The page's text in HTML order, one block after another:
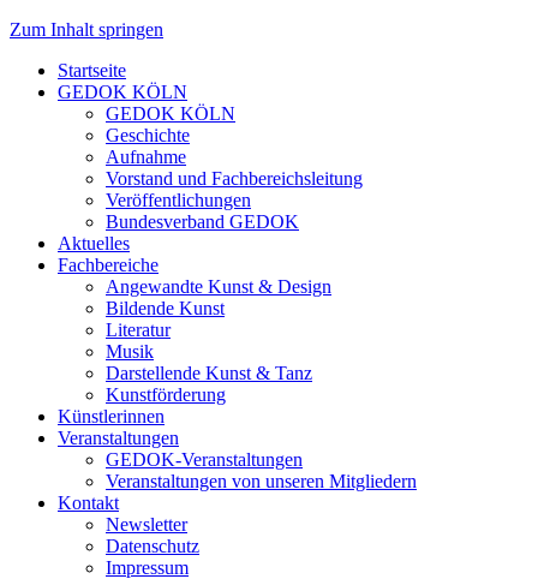
Zum Inhalt springen
Startseite
GEDOK KÖLN
GEDOK KÖLN
Geschichte
Aufnahme
Vorstand und Fachbereichsleitung
Veröffentlichungen
Bundesverband GEDOK
Aktuelles
Fachbereiche
Angewandte Kunst & Design
Bildende Kunst
Literatur
Musik
Darstellende Kunst & Tanz
Kunstförderung
Künstlerinnen
Veranstaltungen
GEDOK-Veranstaltungen
Veranstaltungen von unseren Mitgliedern
Kontakt
Newsletter
Datenschutz
Impressum